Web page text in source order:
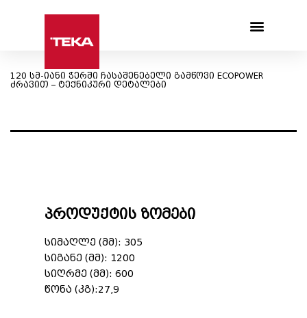
120 სმ-იანი ჭერში ჩასაშენებელი გამწოვი ECOPOWER
ძრავით – ტექნიკური დეტალები
პროდუქტის ზომები
სიმაღლე (მმ): 305
სიგანე (მმ): 1200
სიღრმე (მმ): 600
წონა (კგ):27,9